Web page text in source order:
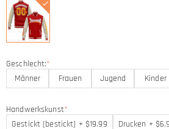
Geschlecht:*
Männer
Frauen Jugend Kinder
Handwerkskunst*
Gestickt (bestickt) + $19.99
Drucken +